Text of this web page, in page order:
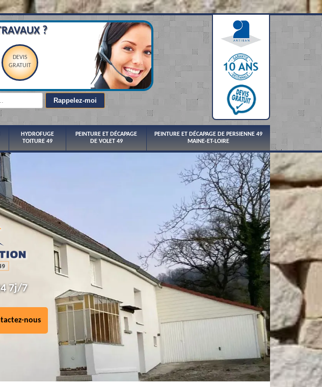
?
DEVIS
GRATUIT
HYDROFUGE
TOITURE 49
PEINTURE ET DÉCAPAGE
DE VOLET 49
PEINTURE ET DÉCAPAGE DE PERSIENNE 49
MAINE-ET-LOIRE
7j/7
nous